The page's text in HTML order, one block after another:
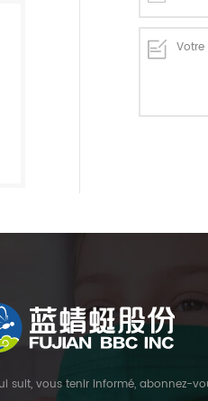
suit, vous tenir informé, abonnez-